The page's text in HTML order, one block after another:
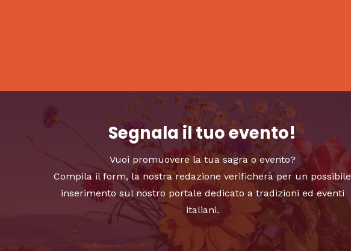
Segnala il tuo evento!
Vuoi promuovere la tua sagra o evento?
Compila il form, la nostra redazione verificherà per un possibile
inserimento sul nostro portale dedicato a tradizioni ed eventi
italiani.